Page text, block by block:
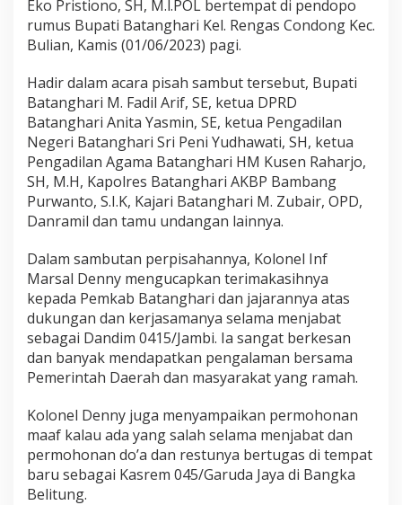
e
l
a
r
i
s
a
h
S
a
m
b
u
t
a
n
d
m
0
4
1
J
a
m
b
Eko Pristiono, SH, M.l.POL bertempat di pendopo
rumus Bupati Batanghari Kel. Rengas Condong Kec.
Bulian, Kamis (01/06/2023) pagi.
Hadir dalam acara pisah sambut tersebut, Bupati
Batanghari M. Fadil Arif, SE, ketua DPRD
Batanghari Anita Yasmin, SE, ketua Pengadilan
Negeri Batanghari Sri Peni Yudhawati, SH, ketua
Pengadilan Agama Batanghari HM Kusen Raharjo,
SH, M.H, Kapolres Batanghari AKBP Bambang
Purwanto, S.I.K, Kajari Batanghari M. Zubair, OPD,
Danramil dan tamu undangan lainnya.
Dalam sambutan perpisahannya, Kolonel Inf
Marsal Denny mengucapkan terimakasihnya
kepada Pemkab Batanghari dan jajarannya atas
dukungan dan kerjasamanya selama menjabat
sebagai Dandim 0415/Jambi. Ia sangat berkesan
dan banyak mendapatkan pengalaman bersama
Pemerintah Daerah dan masyarakat yang ramah.
Kolonel Denny juga menyampaikan permohonan
maaf kalau ada yang salah selama menjabat dan
permohonan do’a dan restunya bertugas di tempat
baru sebagai Kasrem 045/Garuda Jaya di Bangka
Belitung.